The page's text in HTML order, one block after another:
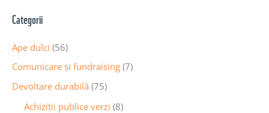
Categorii
Ape dulci (56)
Comunicare și fundraising (7)
Devoltare durabilă (75)
Achiziții publice verzi (8)